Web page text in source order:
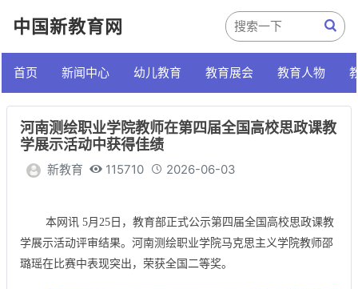
中国新教育网
首页 新闻中心 幼儿教育 教育展会 教育人物
河南测绘职业学院教师在第四届全国高校思政课教
学展示活动中获得佳绩
新教育 115710 2026-06-03
本网讯 5月25日，教育部正式公示第四届全国高校思政课教
学展示活动评审结果。河南测绘职业学院马克思主义学院教师邵
璐瑶在比赛中表现突出，荣获全国二等奖。